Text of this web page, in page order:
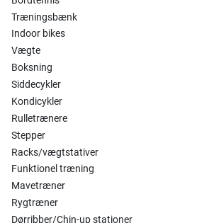
Træningsbænk
Indoor bikes
Vægte
Boksning
Siddecykler
Kondicykler
Rulletrænere
Stepper
Racks/vægtstativer
Funktionel træning
Mavetræner
Rygtræner
Dørribber/Chin-up stationer